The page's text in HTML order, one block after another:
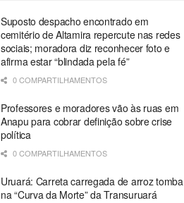
Suposto despacho encontrado em
cemitério de Altamira repercute nas redes
sociais; moradora diz reconhecer foto e
afirma estar “blindada pela fé”
0 COMPARTILHAMENTOS
Professores e moradores vão às ruas em
Anapu para cobrar definição sobre crise
política
0 COMPARTILHAMENTOS
Uruará: Carreta carregada de arroz tomba
na “Curva da Morte” da Transuruará